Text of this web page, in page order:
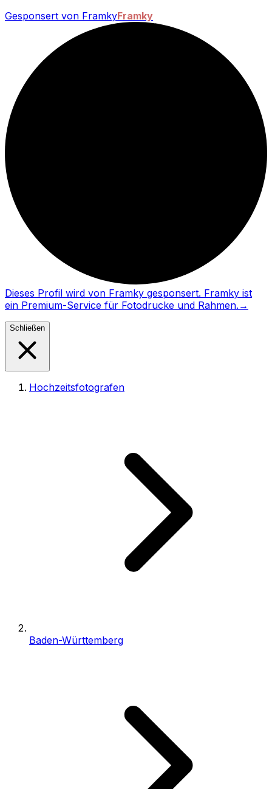
Gesponsert von FramkyFramky
Dieses Profil wird von Framky gesponsert. Framky ist
ein Premium-Service für Fotodrucke und Rahmen. →
Schließen
Hochzeitsfotografen
Baden-Württemberg